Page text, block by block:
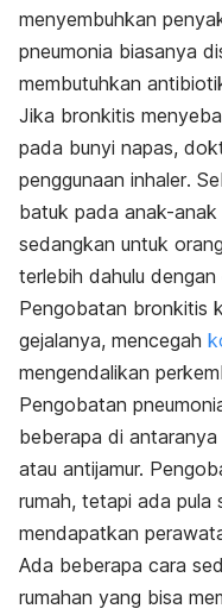
menyembuhkan
pneumonia biasanya
membutuhkan
Jika bronkitis
pada bunyi napas,
penggunaan inhaler.
batuk pada anak-
sedangkan untuk
terlebih dahulu
Pengobatan bronkitis
gejalanya, mencegah
mengendalikan
Pengobatan
beberapa di
atau antijamur.
rumah, tetapi ada pula
mendapatkan
Ada beberapa cara
rumahan yang bisa